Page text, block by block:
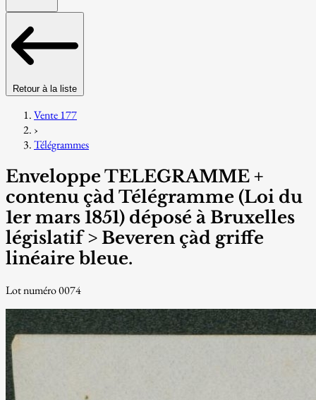
Retour à la liste
Vente 177
›
Télégrammes
Enveloppe TELEGRAMME +
contenu çàd Télégramme (Loi du
1er mars 1851) déposé à Bruxelles
législatif > Beveren çàd griffe
linéaire bleue.
Lot numéro 0074